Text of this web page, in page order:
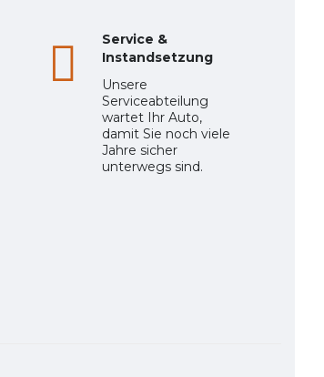
Service &
Instandsetzung
Unsere
Serviceabteilung
wartet Ihr Auto,
damit Sie noch viele
Jahre sicher
unterwegs sind.